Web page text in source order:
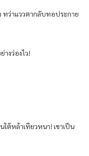
ทว่าแววตากลับทอประกาย
งว่องไว!
ต้หล้าเทียวหนา! เขาเป็น